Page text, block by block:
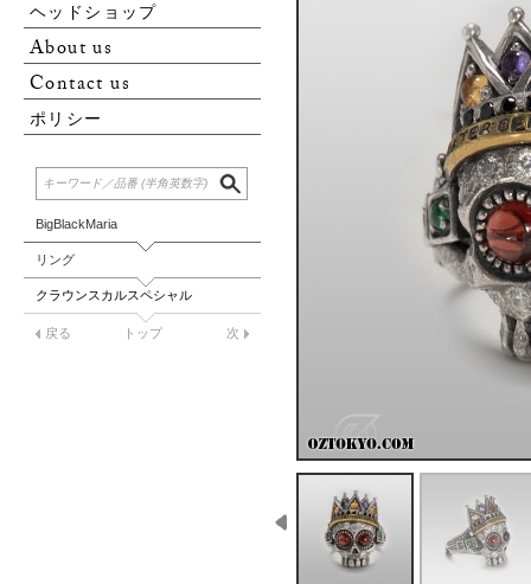
ヘッドショップ
About us
Contact us
ポリシー
BigBlackMaria
リング
クラウンスカルスペシャル
戻る トップ 次